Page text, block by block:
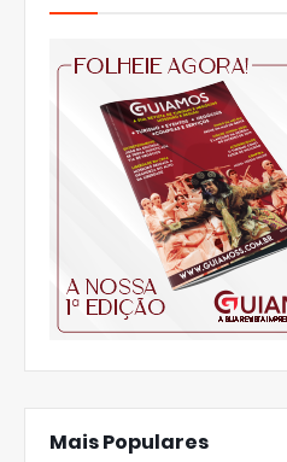
Mais Populares